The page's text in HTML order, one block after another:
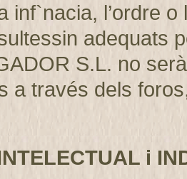
inf`nacia, l’ordre
adequats
S.L. no
a través dels
i